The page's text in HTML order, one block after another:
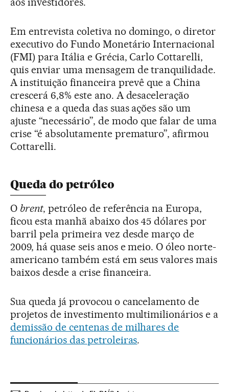
Em entrevista coletiva no domingo, o diretor
executivo do Fundo Monetário Internacional
(FMI) para Itália e Grécia, Carlo Cottarelli,
quis enviar uma mensagem de tranquilidade.
A instituição financeira prevê que a China
crescerá 6,8% este ano. A desaceleração
chinesa e a queda das suas ações são um
ajuste “necessário”, de modo que falar de uma
crise “é absolutamente prematuro”, afirmou
Cottarelli.
Queda do petróleo
O brent, petróleo de referência na Europa,
ficou esta manhã abaixo dos 45 dólares por
barril pela primeira vez desde março de
2009, há quase seis anos e meio. O óleo norte-
americano também está em seus valores mais
baixos desde a crise financeira.
Sua queda já provocou o cancelamento de
projetos de investimento multimilionários e a
demissão de centenas de milhares de
funcionários das petroleiras.